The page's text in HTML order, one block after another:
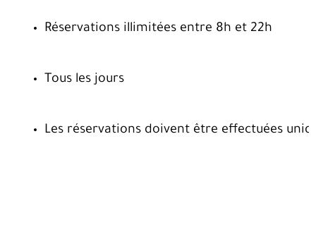
Réservations illimitées entre 8h et 22h
Tous les jours
Les réservations doivent être effectuées